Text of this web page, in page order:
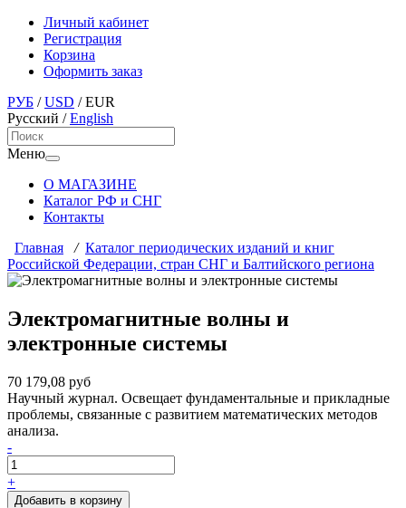
Личный кабинет
Регистрация
Корзина
Оформить заказ
РУБ /USD /EUR
Русский /English
Меню
О МАГАЗИНЕ
Каталог РФ и СНГ
Контакты
Главная
/ Каталог периодических изданий и книг
Российской Федерации, стран СНГ и Балтийского региона
Электромагнитные волны и
электронные системы
70 179,08 руб
Научный журнал. Освещает фундаментальные и прикладные
проблемы, связанные с развитием математических методов
анализа.
-
+